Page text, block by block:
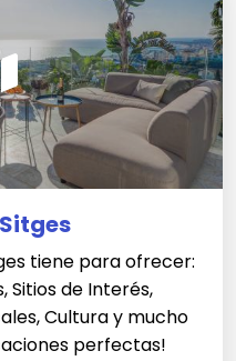
tiene para ofrecer:
Sitios de Interés,
Cultura y mucho
perfectas!